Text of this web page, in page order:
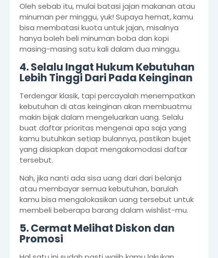
Oleh sebab itu, mulai batasi jajan makanan atau
minuman per minggu, yuk! Supaya hemat, kamu
bisa membatasi kuota untuk jajan, misalnya
hanya boleh beli minuman boba dan kopi
masing-masing satu kali dalam dua minggu.
4. Selalu Ingat Hukum Kebutuhan
Lebih Tinggi Dari Pada Keinginan
Terdengar klasik, tapi percayalah menempatkan
kebutuhan di atas keinginan akan membuatmu
makin bijak dalam mengeluarkan uang. Selalu
buat daftar prioritas mengenai apa saja yang
kamu butuhkan setiap bulannya, pastikan bujet
yang disiapkan dapat mengakomodasi daftar
tersebut.
Nah, jika nanti ada sisa uang dari dari belanja
atau membayar semua kebutuhan, barulah
kamu bisa mengalokasikan uang tersebut untuk
membeli beberapa barang dalam wishlist-mu.
5. Cermat Melihat Diskon dan
Promosi